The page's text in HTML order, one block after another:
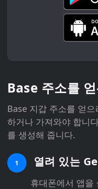
Base 주소를
Base 지갑 주소를 얻
하거나 가져와야 합니
를 생성해 줍니다.
1 열려 있는
휴대폰에서 앱을